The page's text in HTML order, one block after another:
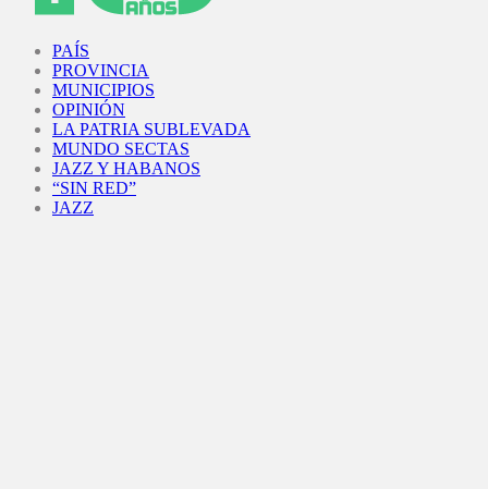
PAÍS
PROVINCIA
MUNICIPIOS
OPINIÓN
LA PATRIA SUBLEVADA
MUNDO SECTAS
JAZZ Y HABANOS
“SIN RED”
JAZZ